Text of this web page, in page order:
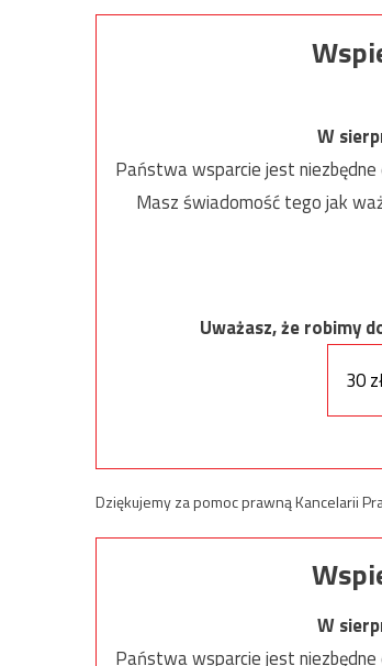
W
Państwa wsparcie jest
Masz świadomość tego jak
Uważasz, że robimy
30
Dziękujemy za pomoc prawną Kancelarii
W
Państwa wsparcie jest